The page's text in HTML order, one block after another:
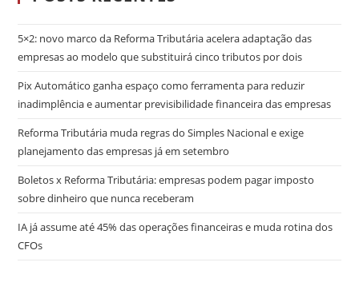
5×2: novo marco da Reforma Tributária acelera adaptação das
empresas ao modelo que substituirá cinco tributos por dois
Pix Automático ganha espaço como ferramenta para reduzir
inadimplência e aumentar previsibilidade financeira das empresas
Reforma Tributária muda regras do Simples Nacional e exige
planejamento das empresas já em setembro
Boletos x Reforma Tributária: empresas podem pagar imposto
sobre dinheiro que nunca receberam
IA já assume até 45% das operações financeiras e muda rotina dos
CFOs